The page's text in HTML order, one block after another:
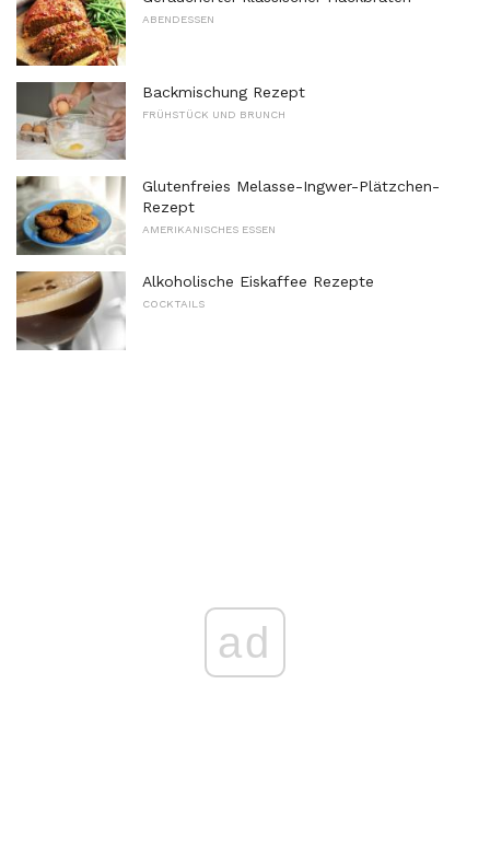
ABENDESSEN
Backmischung Rezept
FRÜHSTÜCK UND BRUNCH
Glutenfreies Melasse-Ingwer-Plätzchen-
Rezept
AMERIKANISCHES ESSEN
Alkoholische Eiskaffee Rezepte
COCKTAILS
ad